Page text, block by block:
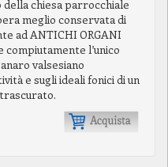
chiesa parrocchiale
meglio conservata di
ad ANTICHI ORGANI
compiutamente l’unico
valsesiano
e sugli ideali fonici di un